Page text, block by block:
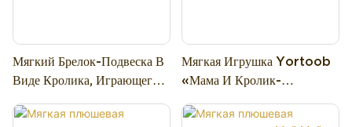
зайчика украшен изящной
вышивкой — включая
сверкающие звездочки-глазки,
крошечный бантик — которая
Мягкий Брелок-Подвеска В
Виде Кролика, Играющего
Для Детских Сумок И
Мягкая Игрушка Yortoob
«Мама И Кролик-
Плюшевый Зверёк Для